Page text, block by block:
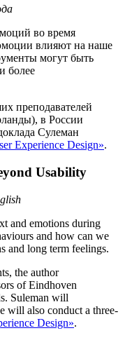
во время
влияют на наше
могут быть
более
преподавателей
в России
Сулеман
Experience Design».
Usability
and emotions during
and how can we
and long term feelings.
the author
of Eindhoven
Suleman will
will also conduct a three-
Design».